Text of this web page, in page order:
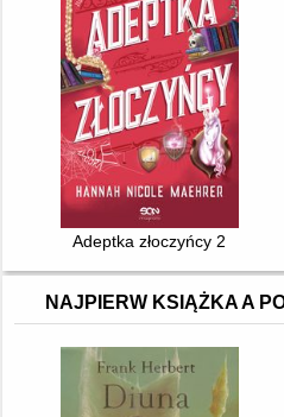
Adeptka złoczyńcy 2
NAJPIERW KSIĄŻKA A